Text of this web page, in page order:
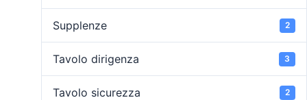
Supplenze 2
Tavolo dirigenza 3
Tavolo sicurezza 2